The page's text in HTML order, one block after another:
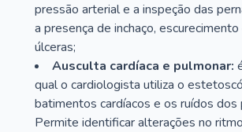
pressão arterial e a inspeção das
a presença de inchaço,
úlceras;
Ausculta cardíaca e pulmonar:
qual o cardiologista utiliza o
batimentos cardíacos e os ruídos dos
Permite identificar alterações no